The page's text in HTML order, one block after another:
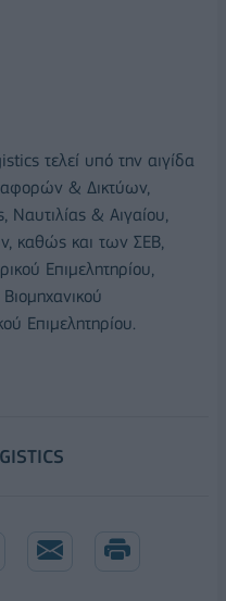
τελεί υπό την αιγίδα
& Δικτύων,
Ναυτιλίας & Αιγαίου,
καθώς και των ΣΕΒ,
Επιμελητηρίου,
Επιμελητηρίου.